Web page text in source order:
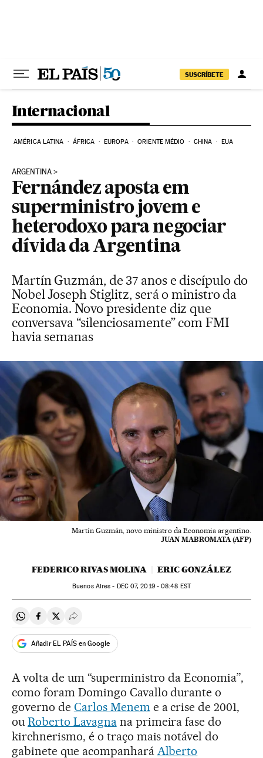
SUSCRÍBETE
Internacional
AMÉRICA LATINA ÁFRICA EUROPA ORIENTE MÉDIO CHINA EUA
ARGENTINA
Fernández aposta em
superministro jovem e
heterodoxo para negociar
dívida da Argentina
Martín Guzmán, de 37 anos e discípulo do
Nobel Joseph Stiglitz, será o ministro da
Economia. Novo presidente diz que
conversava “silenciosamente” com FMI
havia semanas
Martín Guzmán, novo ministro da Economia argentino.
JUAN MABROMATA (AFP)
FEDERICO RIVAS MOLINA ERIC GONZÁLEZ
Buenos Aires - DEC07, 2019 - 08:48 EST
Compartir en Whatsapp
Compartir en Facebook
Compartir en Twitter
Desplegar Redes Sociales
Añadir EL PAÍS en Google
A volta de um “superministro da Economia”,
como foram Domingo Cavallo durante o
governo de Carlos Meneme a crise de 2001,
ou Roberto Lavagnana primeira fase do
kirchnerismo, é o traço mais notável do
gabinete que acompanhará Alberto